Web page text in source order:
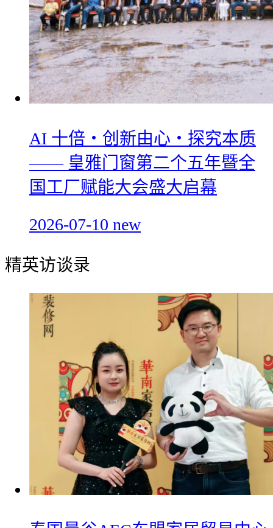
AI 十倍・创新由心・探究本质
—— 皇雅门窗第二个五年暨全
国工厂赋能大会盛大启幕
2026-07-10 new
精英访谈录